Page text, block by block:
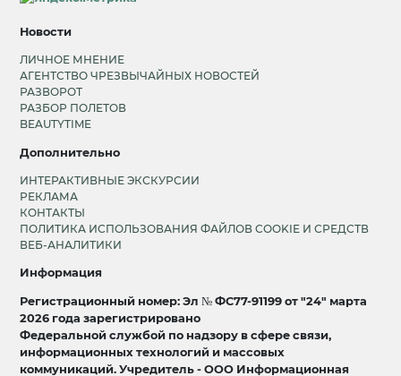
Новости
ЛИЧНОЕ МНЕНИЕ
АГЕНТСТВО ЧРЕЗВЫЧАЙНЫХ НОВОСТЕЙ
РАЗВОРОТ
РАЗБОР ПОЛЕТОВ
BEAUTYTIME
Дополнительно
ИНТЕРАКТИВНЫЕ ЭКСКУРСИИ
РЕКЛАМА
КОНТАКТЫ
ПОЛИТИКА ИСПОЛЬЗОВАНИЯ ФАЙЛОВ COOKIE И СРЕДСТВ
ВЕБ-АНАЛИТИКИ
Информация
Регистрационный номер: Эл № ФС77-91199 от "24" марта
2026 года зарегистрировано
Федеральной службой по надзору в сфере связи,
информационных технологий и массовых
коммуникаций. Учредитель - ООО Информационная